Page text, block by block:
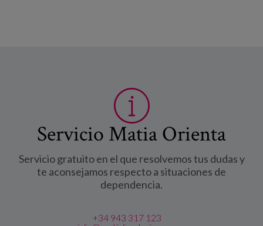
Servicio Matia Orienta
Servicio gratuito en el que resolvemos tus dudas y
te aconsejamos respecto a situaciones de
dependencia.
+34 943 317 123